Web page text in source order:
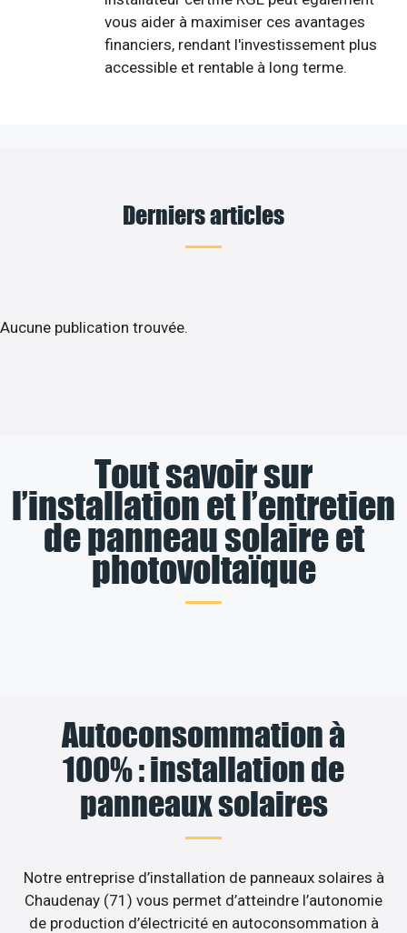
vous aider à maximiser ces avantages
financiers, rendant l'investissement plus
accessible et rentable à long terme.
Derniers articles
Aucune publication trouvée.
Tout savoir sur
l’installation et l’entretien
de panneau solaire et
photovoltaïque
Autoconsommation à
100% : installation de
panneaux solaires
Notre entreprise d’installation de panneaux solaires à
Chaudenay (71) vous permet d’atteindre l’autonomie
de production d’électricité en autoconsommation à